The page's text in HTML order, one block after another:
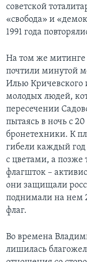
советской
«свобода» и
1991 года
На том же митинге
почтили минутой
Илью Кричевского
молодых людей,
пересечении
пытаясь в ночь с 20
бронетехники. К
гибели каждый год
с цветами, а позже
флагшток –
они защищали
поднимали на нем
флаг.
Во времена
лишилась